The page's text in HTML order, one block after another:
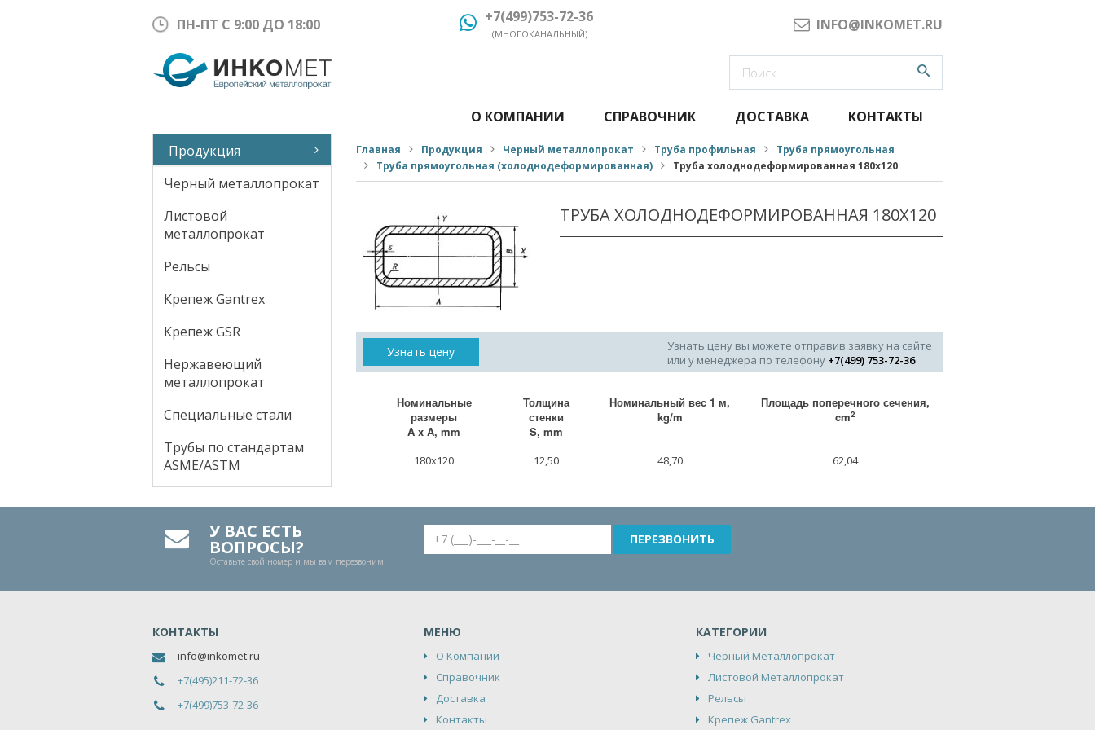
ПН-ПТ С 9:00 ДО 18:00 +7(499)753-72-36
(МНОГОКАНАЛЬНЫЙ)
INFO@INKOMET.RU
Продукция
Черный металлопрокат
Листовой
металлопрокат
Рельсы
Крепеж Gantrex
Крепеж GSR
Нержавеющий
металлопрокат
Специальные стали
Трубы по стандартам
ASME/ASTM
О КОМПАНИИ СПРАВОЧНИК ДОСТАВКА КОНТАКТЫ
Главная Продукция Черный металлопрокат Труба профильная
Труба прямоугольная
Труба прямоугольная (холоднодеформированная)
Труба холоднодеформированная 180x120
ТРУБА ХОЛОДНОДЕФОРМИРОВАННАЯ 180X120
Узнать цену
Узнать цену вы можете отправив заявку на сайте
или у менеджера по телефону +7(499) 753-72-36
Номинальные
размеры
A x A, mm
Толщина
стенки
S, mm
Номинальный веc 1 м,
kg/m
Площадь поперечного сечения,
cm2
180x120 12,50 48,70 62,04
У ВАС ЕСТЬ
ВОПРОСЫ?
Оставьте свой номер и мы вам перезвоним
КОНТАКТЫ
info@inkomet.ru
+7(495)211-72-36
+7(499)753-72-36
МЕНЮ
О Компании
Справочник
Доставка
Контакты
КАТЕГОРИИ
Черный Металлопрокат
Листовой Металлопрокат
Рельсы
Крепеж Gantrex